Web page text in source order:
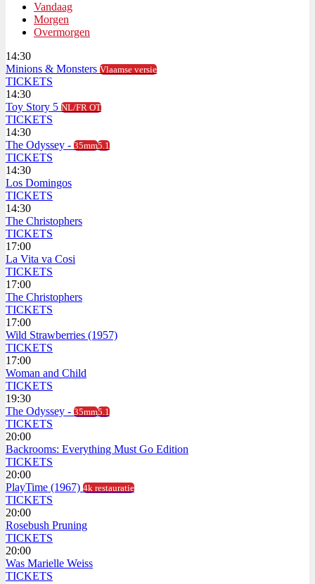
Vandaag
Morgen
Overmorgen
14:30
Minions & Monsters Vlaamse versie
TICKETS
14:30
Toy Story 5 NL/FR OT
TICKETS
14:30
The Odyssey - 35mm5.1
TICKETS
14:30
Los Domingos
TICKETS
14:30
The Christophers
TICKETS
17:00
La Vita va Cosi
TICKETS
17:00
The Christophers
TICKETS
17:00
Wild Strawberries (1957)
TICKETS
17:00
Woman and Child
TICKETS
19:30
The Odyssey - 35mm5.1
TICKETS
20:00
Backrooms: Everything Must Go Edition
TICKETS
20:00
PlayTime (1967) 4k restauratie
TICKETS
20:00
Rosebush Pruning
TICKETS
20:00
Was Marielle Weiss
TICKETS